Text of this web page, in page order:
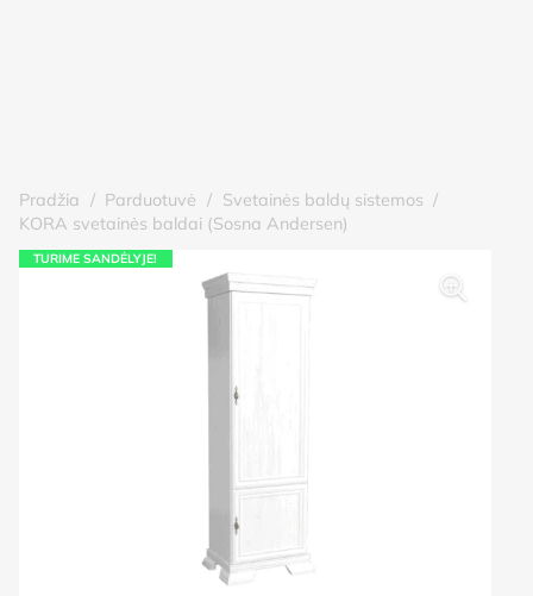
Pradžia / Parduotuvė / Svetainės baldų sistemos /
KORA svetainės baldai (Sosna Andersen)
TURIME SANDĖLYJE!